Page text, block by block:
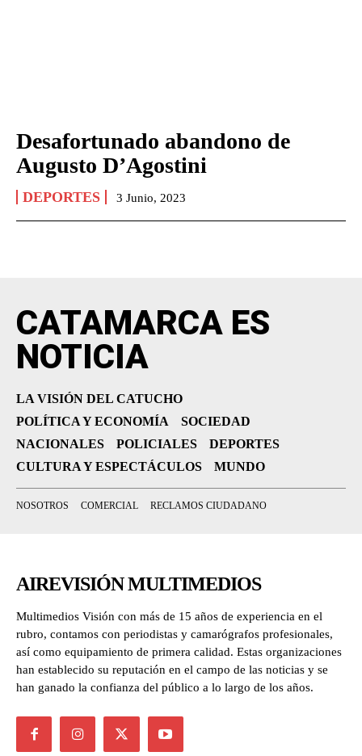
Desafortunado abandono de
Augusto D’Agostini
DEPORTES 3 Junio, 2023
CATAMARCA ES
NOTICIA
LA VISIÓN DEL CATUCHO
POLÍTICA Y ECONOMÍA
SOCIEDAD
NACIONALES
POLICIALES
DEPORTES
CULTURA Y ESPECTÁCULOS
MUNDO
NOSOTROS COMERCIAL RECLAMOS CIUDADANO
AIREVISIÓN MULTIMEDIOS
Multimedios Visión con más de 15 años de experiencia en el
rubro, contamos con periodistas y camarógrafos profesionales,
así como equipamiento de primera calidad. Estas organizaciones
han establecido su reputación en el campo de las noticias y se
han ganado la confianza del público a lo largo de los años.